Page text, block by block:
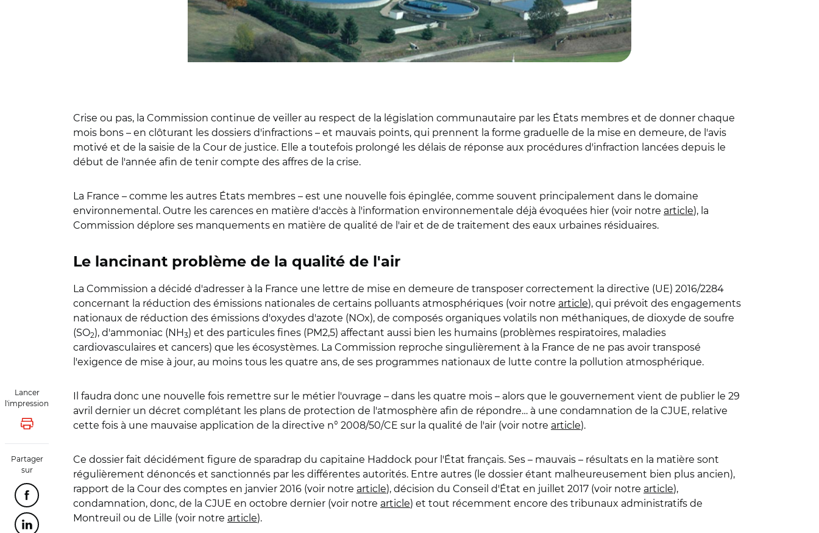
Lancer
l'impression
Lancer l'impression
Partager
sur
Partager cette page sur Facebook
Partager cette page sur Linkedin
Crise ou pas, la Commission continue de veiller au respect de la législation communautaire par les États membres et de donner chaque
mois bons – en clôturant les dossiers d'infractions – et mauvais points, qui prennent la forme graduelle de la mise en demeure, de l'avis
motivé et de la saisie de la Cour de justice. Elle a toutefois prolongé les délais de réponse aux procédures d'infraction lancées depuis le
début de l'année afin de tenir compte des affres de la crise.
La France – comme les autres États membres – est une nouvelle fois épinglée, comme souvent principalement dans le domaine
environnemental. Outre les carences en matière d'accès à l'information environnementale déjà évoquées hier (voir notre article), la
Commission déplore ses manquements en matière de qualité de l'air et de de traitement des eaux urbaines résiduaires.
Le lancinant problème de la qualité de l'air
La Commission a décidé d'adresser à la France une lettre de mise en demeure de transposer correctement la directive (UE) 2016/2284
concernant la réduction des émissions nationales de certains polluants atmosphériques (voir notre article), qui prévoit des engagements
nationaux de réduction des émissions d'oxydes d'azote (NOx), de composés organiques volatils non méthaniques, de dioxyde de soufre
(SO2), d'ammoniac (NH3) et des particules fines (PM2,5) affectant aussi bien les humains (problèmes respiratoires, maladies
cardiovasculaires et cancers) que les écosystèmes. La Commission reproche singulièrement à la France de ne pas avoir transposé
l'exigence de mise à jour, au moins tous les quatre ans, de ses programmes nationaux de lutte contre la pollution atmosphérique.
Il faudra donc une nouvelle fois remettre sur le métier l'ouvrage – dans les quatre mois – alors que le gouvernement vient de publier le 29
avril dernier un décret complétant les plans de protection de l'atmosphère afin de répondre… à une condamnation de la CJUE, relative
cette fois à une mauvaise application de la directive n° 2008/50/CE sur la qualité de l'air (voir notre article).
Ce dossier fait décidément figure de sparadrap du capitaine Haddock pour l'État français. Ses – mauvais – résultats en la matière sont
régulièrement dénoncés et sanctionnés par les différentes autorités. Entre autres (le dossier étant malheureusement bien plus ancien),
rapport de la Cour des comptes en janvier 2016 (voir notre article), décision du Conseil d'État en juillet 2017 (voir notre article),
condamnation, donc, de la CJUE en octobre dernier (voir notre article) et tout récemment encore des tribunaux administratifs de
Montreuil ou de Lille (voir notre article).